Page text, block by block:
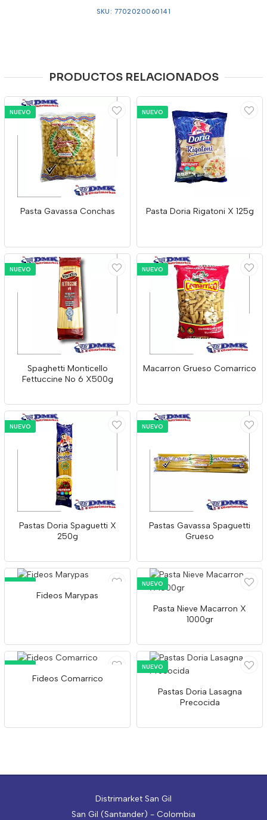
SKU: 7702020060141
PRODUCTOS RELACIONADOS
NUEVO
Pasta Gavassa Conchas
NUEVO
Pasta Doria Rigatoni X 125g
NUEVO
Spaghetti Monticello
Fettuccine No 6 X500g
NUEVO
Macarron Grueso Comarrico
NUEVO
Pastas Doria Spaguetti X
250g
NUEVO
Pastas Gavassa Spaguetti
Grueso
NUEVO
Fideos Marypas
NUEVO
Pasta Nieve Macarron X
1000gr
NUEVO
Fideos Comarrico
NUEVO
Pastas Doria Lasagna
Precocida
Distrimarket San Gil
San Gil (Santander) - Colombia